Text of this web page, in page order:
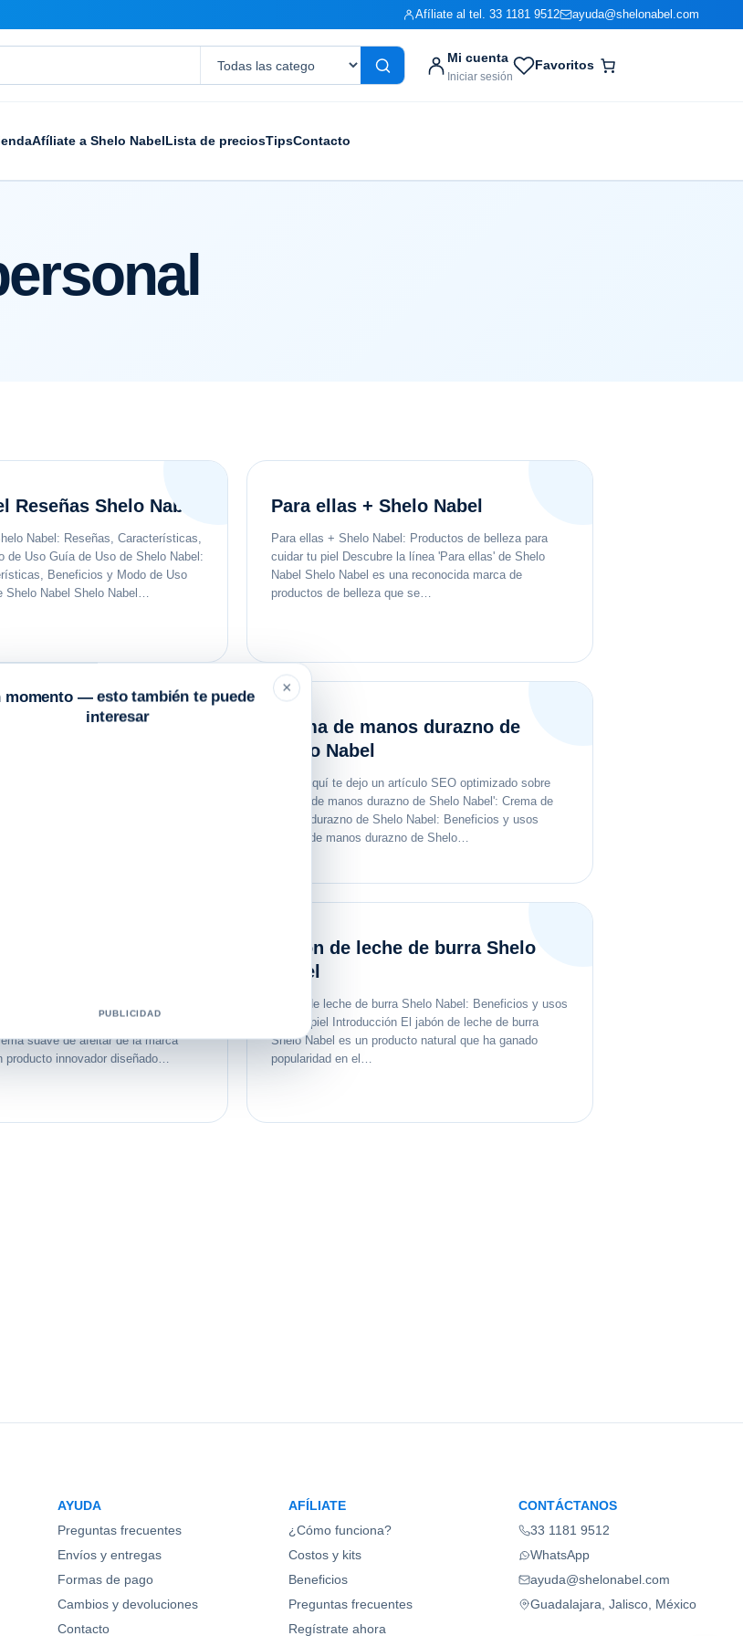
Afíliate al tel. 33 1181 9512 ayuda@shelonabel.com
Mi cuenta
Iniciar sesión
Favoritos
Afíliate a Shelo NabelLista de preciosTipsContacto
Reseñas Shelo Nabel
Nabel: Reseñas, Características,
de Uso Guía de Uso de Shelo Nabel:
Beneficios y Modo de Uso
Shelo Nabel Shelo Nabel…
Para ellas + Shelo Nabel
Para ellas + Shelo Nabel: Productos de belleza para
cuidar tu piel Descubre la línea 'Para ellas' de Shelo
Nabel Shelo Nabel es una reconocida marca de
productos de belleza que se…
para pies
para pies Shelo Nabel: La solución
y libres de olores Los pies
de nuestro cuerpo que a
Sin embargo, son…
Crema de manos durazno de
Shelo Nabel
Claro, aquí te dejo un artículo SEO optimizado sobre
'Crema de manos durazno de Shelo Nabel': Crema de
manos durazno de Shelo Nabel: Beneficios y usos
Crema de manos durazno de Shelo…
de afeitar Shelo
Shelo Nabel: La solución
suave y sin irritaciones
suave de afeitar de la marca
producto innovador diseñado…
Jabón de leche de burra Shelo
Nabel
Jabón de leche de burra Shelo Nabel: Beneficios y usos
para la piel Introducción El jabón de leche de burra
Shelo Nabel es un producto natural que ha ganado
popularidad en el…
AYUDA
Preguntas frecuentes
Envíos y entregas
Formas de pago
Cambios y devoluciones
Contacto
AFÍLIATE
¿Cómo funciona?
Costos y kits
Beneficios
Preguntas frecuentes
Regístrate ahora
CONTÁCTANOS
33 1181 9512
WhatsApp
ayuda@shelonabel.com
Guadalajara, Jalisco, México
×
momento — esto también te puede
interesar
PUBLICIDAD